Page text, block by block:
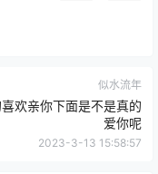
似水流年
欢亲你下面是不是真的
爱你呢
2023-3-13 15:58:57